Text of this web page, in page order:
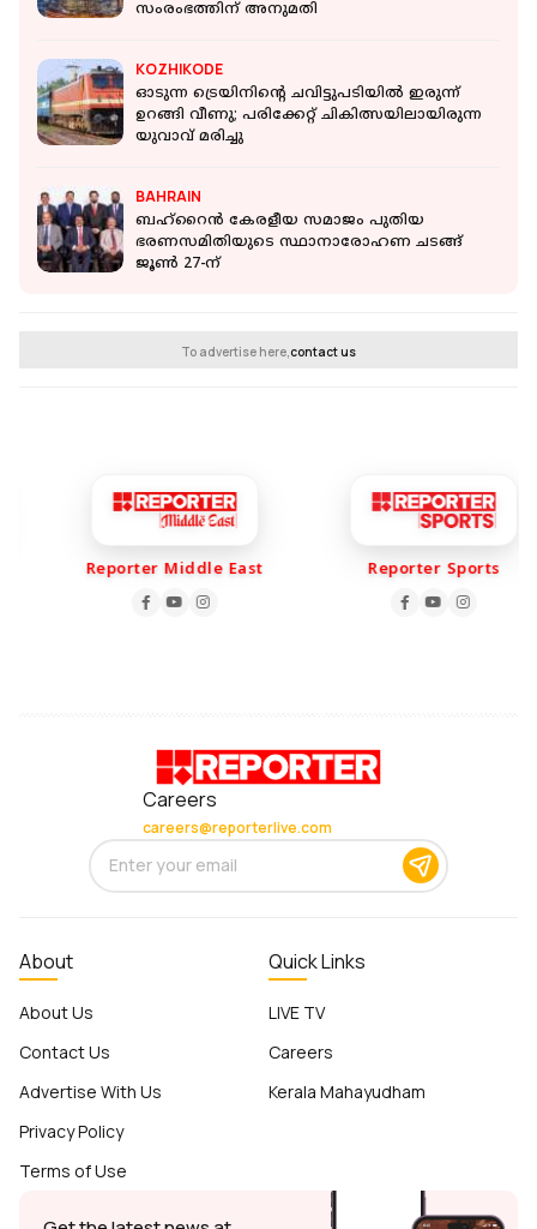
സംരംഭത്തിന് അനുമതി
KOZHIKODE
ഓടുന്ന ട്രെയിനിന്റെ ചവിട്ടുപടിയില്‍ ഇരുന്ന്
ഉറങ്ങി വീണു; പരിക്കേറ്റ് ചികിത്സയിലായിരുന്ന
യുവാവ് മരിച്ചു
BAHRAIN
ബഹ്‌റൈൻ കേരളീയ സമാജം പുതിയ
ഭരണസമിതിയുടെ സ്ഥാനാരോഹണ ചടങ്ങ്
ജൂൺ 27-ന്
To advertise here,contact us
Reporter Middle East Reporter Sports
Careers
careers@reporterlive.com
About
About Us
Contact Us
Advertise With Us
Privacy Policy
Terms of Use
Quick Links
LIVE TV
Careers
Kerala Mahayudham